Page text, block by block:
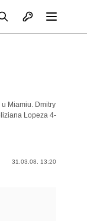
Otvori profil
Miamiu. Dmitry
Lopeza 4-
31.03.08. 13:20